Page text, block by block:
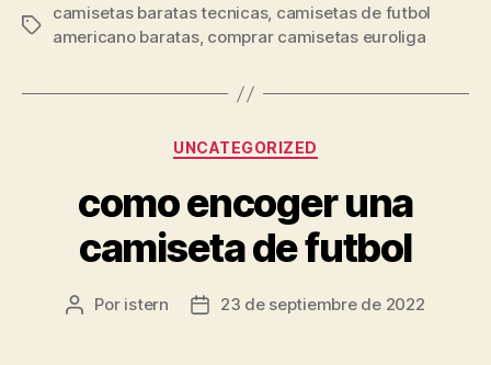
Etiquetas
camisetas baratas tecnicas, camisetas de futbol
americano baratas, comprar camisetas euroliga
Categorías
UNCATEGORIZED
como encoger una
camiseta de futbol
Autor
Por istern
Fecha23 de septiembre de 2022